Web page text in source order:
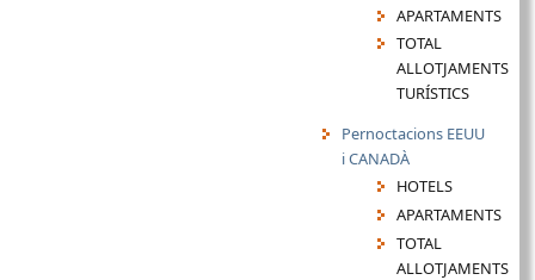
APARTAMENTS
TOTAL
ALLOTJAMENTS
TURÍSTICS
Pernoctacions EEUU
i CANADÀ
HOTELS
APARTAMENTS
TOTAL
ALLOTJAMENTS